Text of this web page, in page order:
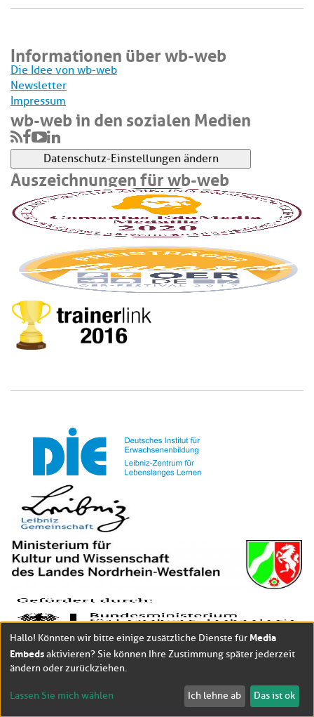
Informationen über wb-web
Die Idee von wb-web
Newsletter
Impressum
wb-web in den sozialen Medien
Datenschutz-Einstellungen ändern
Auszeichnungen für wb-web
Hallo! Könnten wir bitte einige zusätzliche Dienste für Media
Embedsaktivieren? Sie können Ihre Zustimmung später jederzeit
ändern oder zurückziehen.
Lassen Sie mich wählen Ich lehne ab Das ist ok